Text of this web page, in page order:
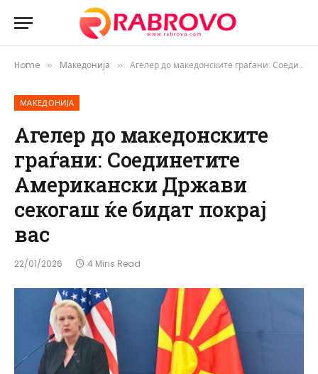
Home » Македонија » Агелер до македонските граѓани: Соединетите Американски Држави секогаш ќе бидат покрај вас
МАКЕДОНИЈА
Агелер до македонските
граѓани: Соединетите
Американски Држави
секогаш ќе бидат покрај
вас
22/01/2026 4 Mins Read